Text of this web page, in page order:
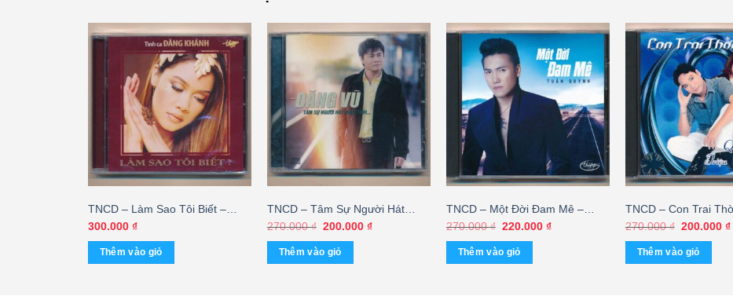
TNCD – Làm Sao Tôi Biết –
Đăng Khánh (Seal)
300.000 ₫
Thêm vào giỏ
TNCD – Tâm Sự Người Hát
Nhạc Tình – Đăng Vũ (Trầy)
KGTUS
270.000₫ Giá
là:
270.000 ₫.
200.000 ₫Giá
Thêm vào giỏ
TNCD – Một Đời Đam Mê –
Tuấn Quỳnh (KGTH9)
270.000₫ Giá
là:
270.000 ₫.
220.000 ₫Giá
Thêm vào giỏ
TNCD – Con Trai
Quốc Hùng – Triệu
270.000₫ Giá
là:
270.000 ₫.
200.000 ₫
Thêm vào giỏ